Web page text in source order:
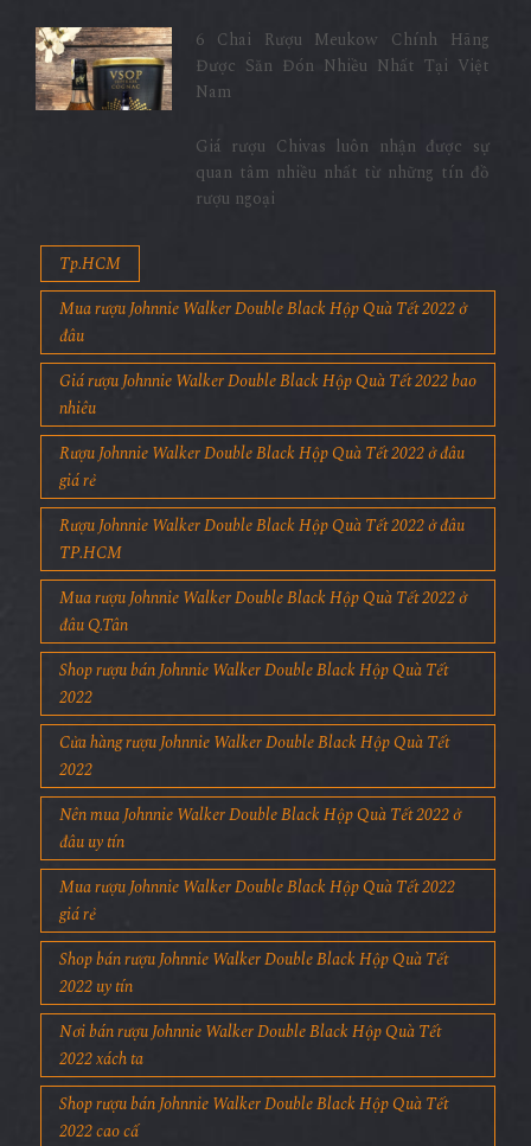
6 Chai Rượu Meukow Chính Hãng
Được Săn Đón Nhiều Nhất Tại Việt
Nam
Giá rượu Chivas luôn nhận được sự
quan tâm nhiều nhất từ những tín đồ
rượu ngoại
Tp.HCM
Mua rượu Johnnie Walker Double Black Hộp Quà Tết 2022 ở
đâu
Giá rượu Johnnie Walker Double Black Hộp Quà Tết 2022 bao
nhiêu
Rượu Johnnie Walker Double Black Hộp Quà Tết 2022 ở đâu
giá rẻ
Rượu Johnnie Walker Double Black Hộp Quà Tết 2022 ở đâu
TP.HCM
Mua rượu Johnnie Walker Double Black Hộp Quà Tết 2022 ở
đâu Q.Tân
Shop rượu bán Johnnie Walker Double Black Hộp Quà Tết
2022
Cửa hàng rượu Johnnie Walker Double Black Hộp Quà Tết
2022
Nên mua Johnnie Walker Double Black Hộp Quà Tết 2022 ở
đâu uy tín
Mua rượu Johnnie Walker Double Black Hộp Quà Tết 2022
giá rẻ
Shop bán rượu Johnnie Walker Double Black Hộp Quà Tết
2022 uy tín
Nơi bán rượu Johnnie Walker Double Black Hộp Quà Tết
2022 xách ta
Shop rượu bán Johnnie Walker Double Black Hộp Quà Tết
2022 cao cấ